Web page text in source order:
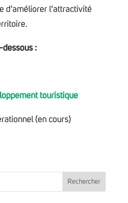
d’améliorer l’attractivité
:
touristique
(en cours)